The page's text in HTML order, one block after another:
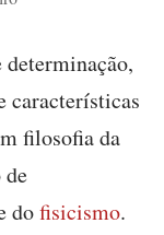
características
filosofia da
de
dofisicismo.